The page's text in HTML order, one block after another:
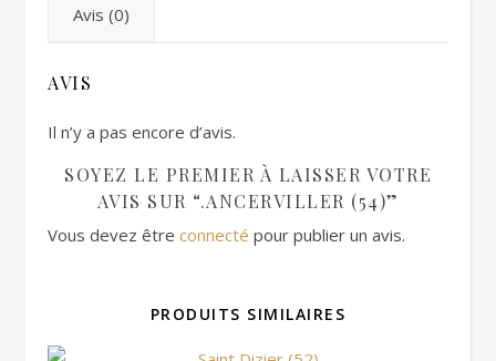
Avis (0)
AVIS
Il n’y a pas encore d’avis.
SOYEZ LE PREMIER À LAISSER VOTRE
AVIS SUR “.ANCERVILLER (54)”
Vous devez être connecté pour publier un avis.
PRODUITS SIMILAIRES